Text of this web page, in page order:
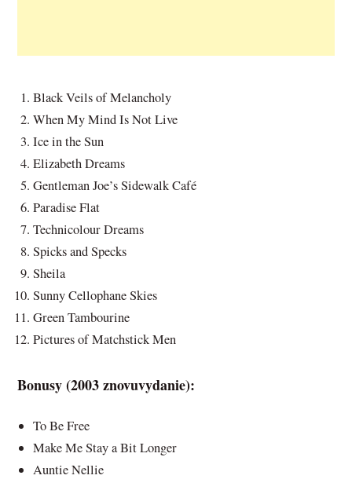
Black Veils of Melancholy
When My Mind Is Not Live
Ice in the Sun
Elizabeth Dreams
Gentleman Joe’s Sidewalk Café
Paradise Flat
Technicolour Dreams
Spicks and Specks
Sheila
Sunny Cellophane Skies
Green Tambourine
Pictures of Matchstick Men
Bonusy (2003 znovuvydanie):
To Be Free
Make Me Stay a Bit Longer
Auntie Nellie